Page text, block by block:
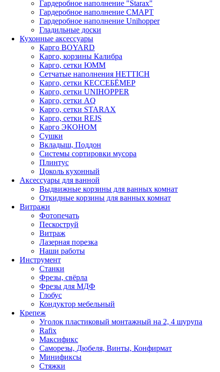
Гардеробное наполнение "Starax"
Гардеробное наполнение СМАРТ
Гардеробное наполнение Unihopper
Гладильные доски
Кухонные аксессуары
Карго BOYARD
Карго, корзины Калибра
Карго, сетки ЮММ
Сетчатые наполнения HETTICH
Карго, сетки КЕССЕБЁМЕР
Карго, сетки UNIHOPPER
Карго, сетки AQ
Карго, сетки STARAX
Карго, сетки REJS
Карго ЭКОНОМ
Сушки
Вкладыш, Поддон
Системы сортировки мусора
Плинтус
Цоколь кухонный
Аксессуары для ванной
Выдвижные корзины для ванных комнат
Откидные корзины для ванных комнат
Витражи
Фотопечать
Пескоструй
Витраж
Лазерная порезка
Наши работы
Инструмент
Станки
Фрезы, свёрла
Фрезы для МДФ
Глобус
Кондуктор мебельный
Крепеж
Уголок пластиковый монтажный на 2, 4 шурупа
Rafix
Максификс
Саморезы, Дюбеля, Винты, Конфирмат
Минификсы
Стяжки